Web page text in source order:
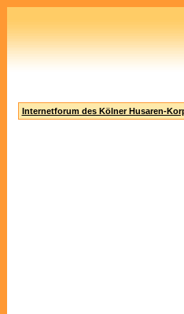
Internetforum des Kölner Husaren-